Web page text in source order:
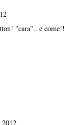
"cara".. e come!!
2012